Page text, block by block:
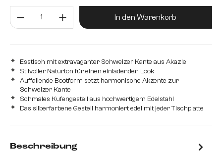
Produkt Anzahl: Gib den
In den Warenkorb
Esstisch mit extravaganter Schweizer Kante aus Akazie
Stilvoller Naturton für einen einladenden Look
Auffallende Bootform setzt harmonische Akzente zur
Schweizer Kante
Schmales Kufengestell aus hochwertigem Edelstahl
Das silberfarbene Gestell harmoniert edel mit jeder Tischplatte
Beschreibung